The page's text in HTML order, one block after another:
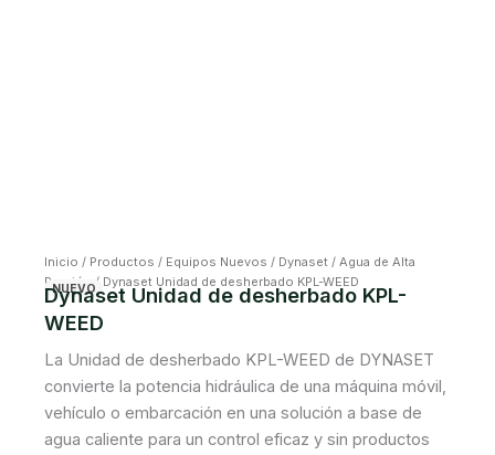
Inicio / Productos / Equipos Nuevos / Dynaset / Agua de Alta
Presión/ Dynaset Unidad de desherbado KPL-WEED
NUEVO
Dynaset Unidad de desherbado KPL-
WEED
La Unidad de desherbado KPL-WEED de DYNASET
convierte la potencia hidráulica de una máquina móvil,
vehículo o embarcación en una solución a base de
agua caliente para un control eficaz y sin productos